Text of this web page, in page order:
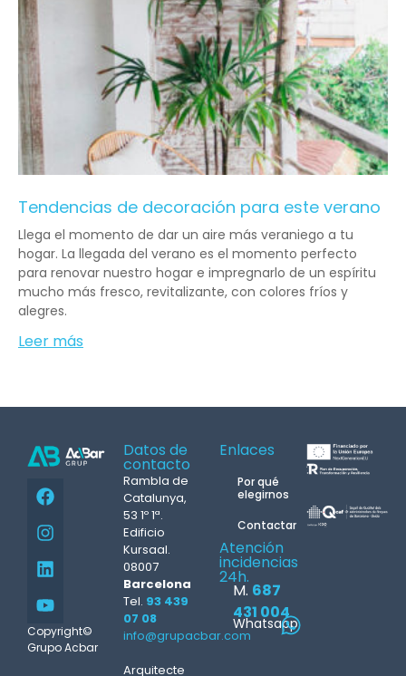
Tendencias de decoración para este verano
Llega el momento de dar un aire más veraniego a tu
hogar. La llegada del verano es el momento perfecto
para renovar nuestro hogar e impregnarlo de un espíritu
mucho más fresco, revitalizante, con colores fríos y
alegres.
Leer más
Copyright©
Grupo Acbar
Datos de
contacto
Rambla de
Catalunya,
53 1º 1ª.
Edificio
Kursaal.
08007
Barcelona
Tel. 93 439
07 08
info@grupacbar.com
Arquitecte
Enlaces
Por qué
elegirnos
Contactar
Atención
incidencias
24h.
M. 687
431 004
Whatsapp